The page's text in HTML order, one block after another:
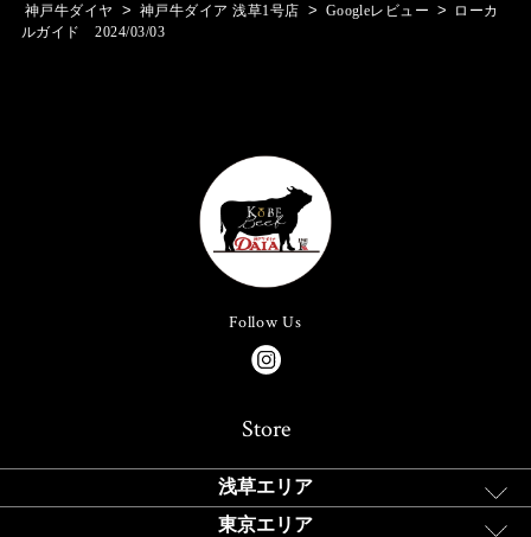
神戸牛ダイヤ > 神戸牛ダイア 浅草1号店 > Googleレビュー >
ローカ
ルガイド 2024/03/03
Follow Us
Store
浅草エリア
東京エリア